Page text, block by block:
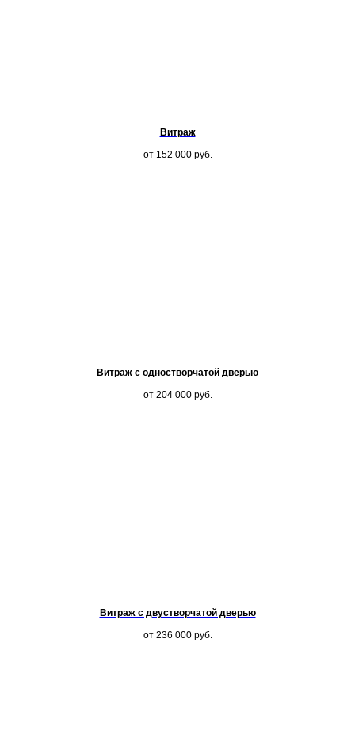
Витраж
от 152 000 руб.
Витраж с одностворчатой дверью
от 204 000 руб.
Витраж с двустворчатой дверью
от 236 000 руб.